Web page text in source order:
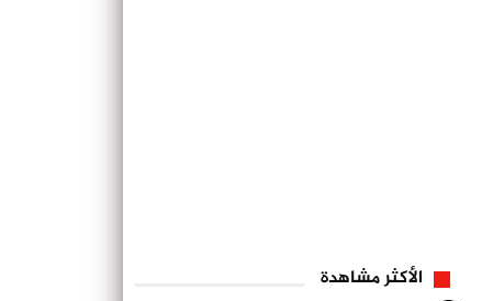
الأكثر مشاهدة